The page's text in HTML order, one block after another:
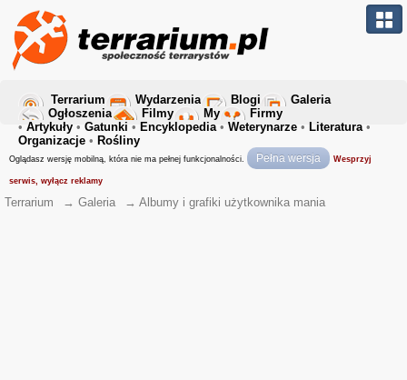
Terrarium Wydarzenia Blogi
Galeria
Ogłoszenia
Filmy My
Firmy
• Artykuły • Gatunki • Encyklopedia• Weterynarze • Literatura•
Organizacje • Rośliny
Oglądasz wersję mobilną, która nie ma pełnej funkcjonalności. Pełna wersja Wesprzyj
serwis, wyłącz reklamy
Terrarium → Galeria → Albumy i grafiki użytkownika mania